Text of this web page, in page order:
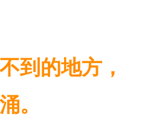
的地方，
。